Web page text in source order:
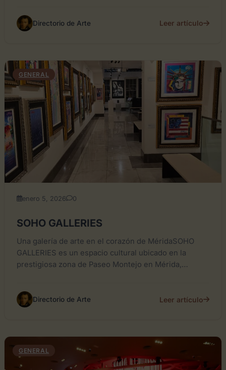
Directorio de Arte Leer artículo
GENERAL
enero 5, 2026 0
SOHO GALLERIES
Una galería de arte en el corazón de MéridaSOHO
GALLERIES es un espacio cultural ubicado en la
prestigiosa zona de Paseo Montejo en Mérida,
Directorio de Arte Leer artículo
GENERAL